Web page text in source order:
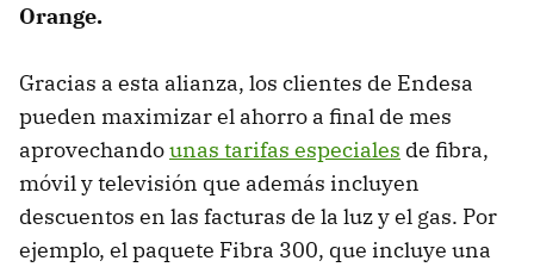
Orange.
Gracias a esta alianza, los clientes de Endesa
pueden maximizar el ahorro a final de mes
aprovechandounas tarifas especiales de fibra,
móvil y televisión que además incluyen
descuentos en las facturas de la luz y el gas. Por
ejemplo, el paquete Fibra 300, que incluye una